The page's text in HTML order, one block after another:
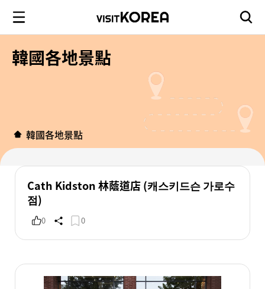
韓國各地景點
韓國各地景點
Cath Kidston 林蔭道店 (캐스키드슨 가로수
점)
0 0